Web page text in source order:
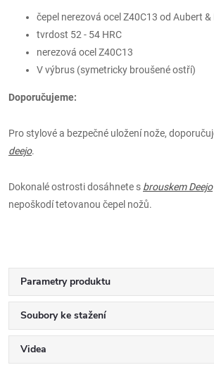
čepel nerezová ocel Z40C13 od Aubert
tvrdost 52 - 54 HRC
nerezová ocel Z40C13
V výbrus (symetricky broušené ostří)
Doporučujeme:
Pro stylové a bezpečné uložení nože,
deejo.
Dokonalé ostrosti dosáhnete s brouskem Deejo
nepoškodí tetovanou čepel nožů.
Parametry produktu
Soubory ke stažení
Videa